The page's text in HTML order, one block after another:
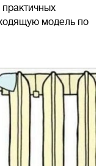
практичных
модель по